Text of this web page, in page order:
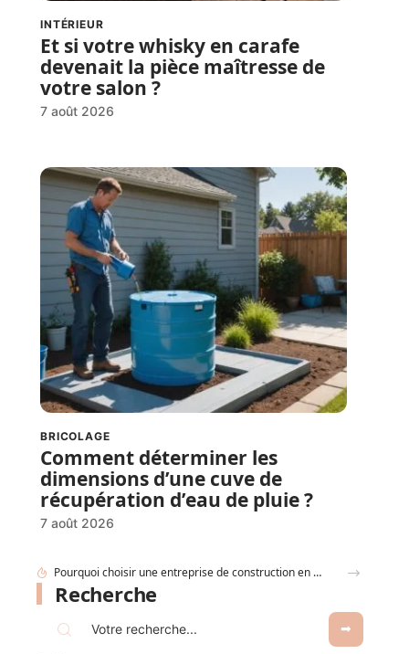
INTÉRIEUR
Et si votre whisky en carafe
devenait la pièce maîtresse de
votre salon ?
7 août 2026
BRICOLAGE
Comment déterminer les
dimensions d’une cuve de
récupération d’eau de pluie ?
7 août 2026
Recherche